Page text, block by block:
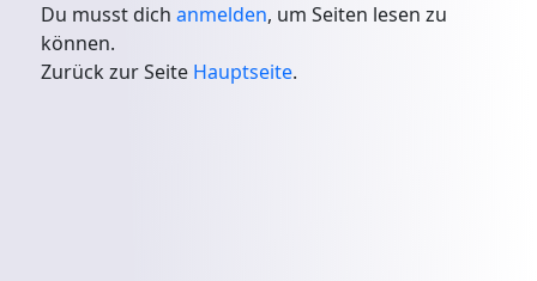
Du musst dichanmelden, um Seiten lesen zu
können.
Zurück zur Seite Hauptseite.